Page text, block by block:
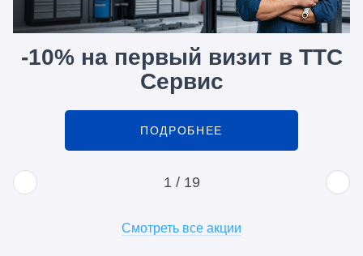
-10% на первый визит в ТТС
Сервис
ПОДРОБНЕЕ
1 / 19
Смотреть все акции